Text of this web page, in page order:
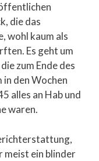
die das
wohl kaum als
Es geht um
zum Ende des
den Wochen
alles an Hab und
waren.
meist ein blinder